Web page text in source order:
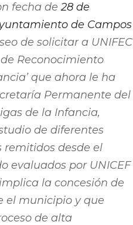
fecha de28 de
de Campos
de solicitar a UNIFEC
Reconocimiento
que ahora le ha
Permanente del
de la Infancia,
de diferentes
remitidos desde el
evaluados por UNICEF
la concesión de
el municipio y que
de alta